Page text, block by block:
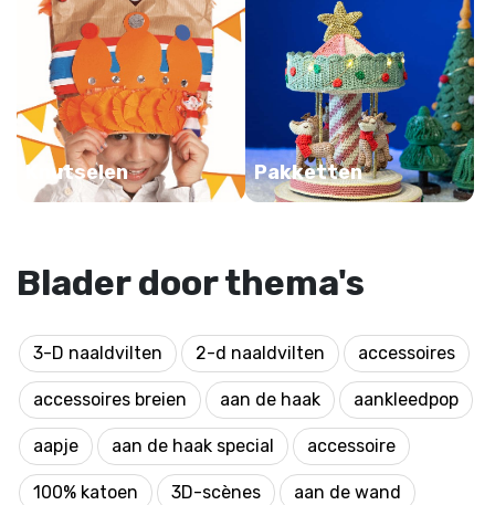
Knutselen Pakketten
Blader door thema's
3-D naaldvilten 2-d naaldvilten accessoires
accessoires breien aan de haak aankleedpop
aapje aan de haak special accessoire
100% katoen 3D-scènes aan de wand